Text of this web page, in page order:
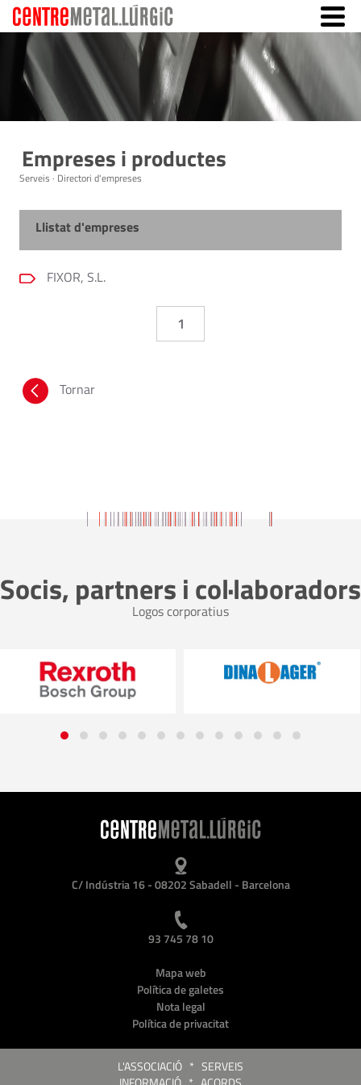
Empreses i productes
Serveis · Directori d'empreses
Llistat d'empreses
FIXOR, S.L.
1
Tornar
Socis, partners i col·laboradors
Logos corporatius
C/ Indústria 16 - 08202 Sabadell - Barcelona
93 745 78 10
Mapa web
Política de galetes
Nota legal
Política de privacitat
L'ASSOCIACIÓ * SERVEIS